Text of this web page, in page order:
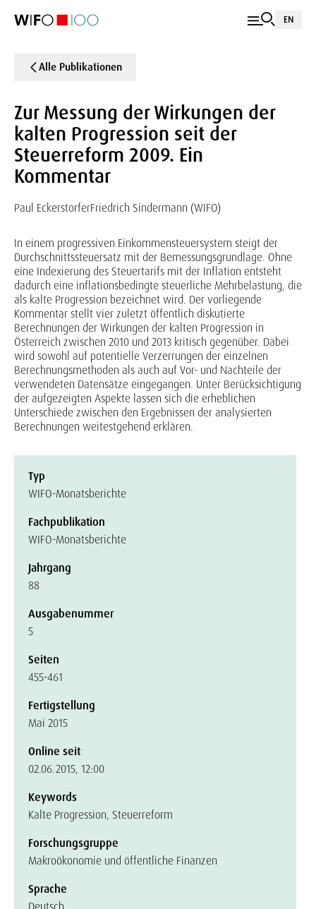
EN
Alle Publikationen
Zur Messung der Wirkungen der
kalten Progression seit der
Steuerreform 2009. Ein
Kommentar
Paul EckerstorferFriedrich Sindermann (WIFO)
In einem progressiven Einkommensteuersystem steigt der
Durchschnittssteuersatz mit der Bemessungsgrundlage. Ohne
eine Indexierung des Steuertarifs mit der Inflation entsteht
dadurch eine inflationsbedingte steuerliche Mehrbelastung, die
als kalte Progression bezeichnet wird. Der vorliegende
Kommentar stellt vier zuletzt öffentlich diskutierte
Berechnungen der Wirkungen der kalten Progression in
Österreich zwischen 2010 und 2013 kritisch gegenüber. Dabei
wird sowohl auf potentielle Verzerrungen der einzelnen
Berechnungsmethoden als auch auf Vor- und Nachteile der
verwendeten Datensätze eingegangen. Unter Berücksichtigung
der aufgezeigten Aspekte lassen sich die erheblichen
Unterschiede zwischen den Ergebnissen der analysierten
Berechnungen weitestgehend erklären.
Typ
WIFO-Monatsberichte
Fachpublikation
WIFO-Monatsberichte
Jahrgang
88
Ausgabenummer
5
Seiten
455-461
Fertigstellung
Mai 2015
Online seit
02.06.2015, 12:00
Keywords
Kalte Progression, Steuerreform
Forschungsgruppe
Makroökonomie und öffentliche Finanzen
Sprache